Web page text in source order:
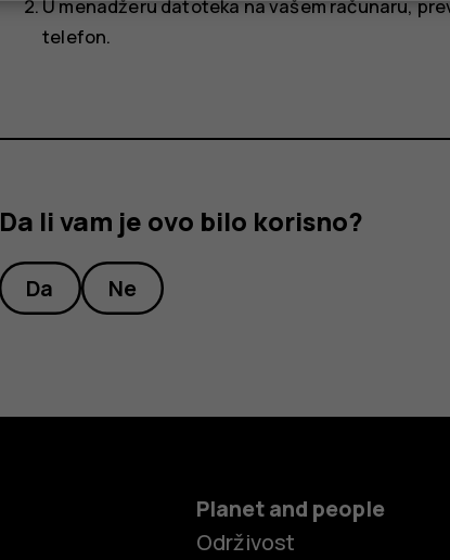
U menadžeru datoteka na vašem računaru,
telefon.
Da li vam je ovo bilo korisno?
Da Ne
Planet and people
Održivost